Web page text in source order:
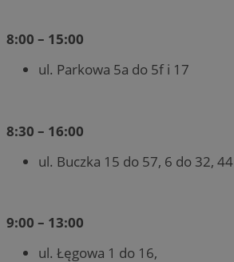
8:00 – 15:00
ul. Parkowa 5a do 5f i 17
8:30 – 16:00
ul. Buczka 15 do 57, 6 do 32, 44
9:00 – 13:00
ul. Łęgowa 1 do 16,